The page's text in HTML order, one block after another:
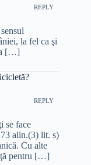
REPLY
la fel ca şi
[…]
REPLY
se face
alin.(3) lit. s)
Cu alte
pentru […]